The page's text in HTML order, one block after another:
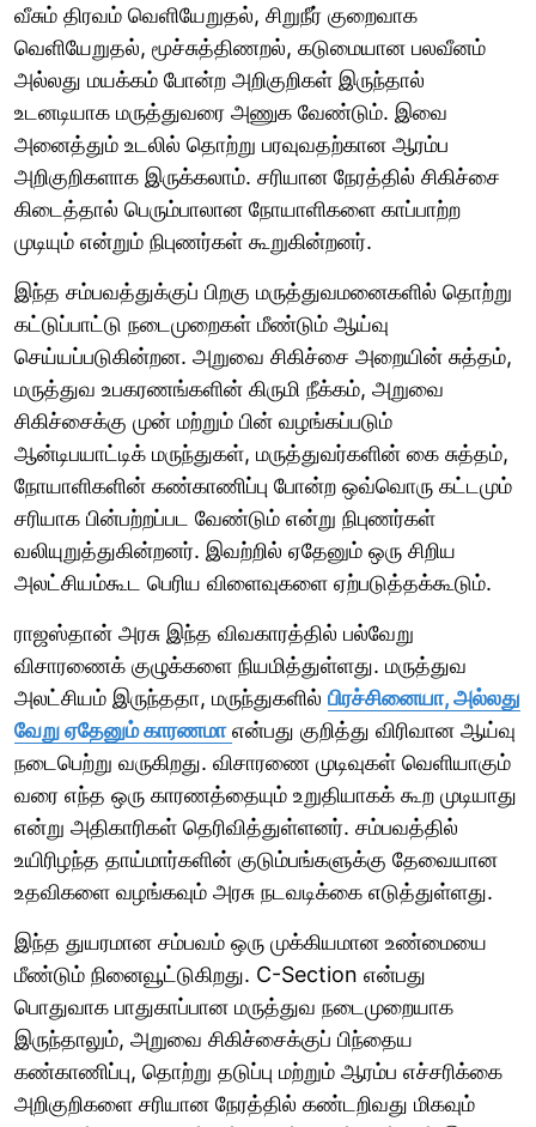
வீசும் திரவம் வெளியேறுதல், சிறுநீர் குறைவாக
வெளியேறுதல், மூச்சுத்திணறல், கடுமையான பலவீனம்
அல்லது மயக்கம் போன்ற அறிகுறிகள் இருந்தால்
உடனடியாக மருத்துவரை அணுக வேண்டும். இவை
அனைத்தும் உடலில் தொற்று பரவுவதற்கான ஆரம்ப
அறிகுறிகளாக இருக்கலாம். சரியான நேரத்தில் சிகிச்சை
கிடைத்தால் பெரும்பாலான நோயாளிகளை காப்பாற்ற
முடியும் என்றும் நிபுணர்கள் கூறுகின்றனர்.
இந்த சம்பவத்துக்குப் பிறகு மருத்துவமனைகளில் தொற்று
கட்டுப்பாட்டு நடைமுறைகள் மீண்டும் ஆய்வு
செய்யப்படுகின்றன. அறுவை சிகிச்சை அறையின் சுத்தம்,
மருத்துவ உபகரணங்களின் கிருமி நீக்கம், அறுவை
சிகிச்சைக்கு முன் மற்றும் பின் வழங்கப்படும்
ஆன்டிபயாட்டிக் மருந்துகள், மருத்துவர்களின் கை சுத்தம்,
நோயாளிகளின் கண்காணிப்பு போன்ற ஒவ்வொரு கட்டமும்
சரியாக பின்பற்றப்பட வேண்டும் என்று நிபுணர்கள்
வலியுறுத்துகின்றனர். இவற்றில் ஏதேனும் ஒரு சிறிய
அலட்சியம்கூட பெரிய விளைவுகளை ஏற்படுத்தக்கூடும்.
ராஜஸ்தான் அரசு இந்த விவகாரத்தில் பல்வேறு
விசாரணைக் குழுக்களை நியமித்துள்ளது. மருத்துவ
அலட்சியம் இருந்ததா, மருந்துகளில் பிரச்சினையா, அல்லது
வேறு ஏதேனும் காரணமா என்பது குறித்து விரிவான ஆய்வு
நடைபெற்று வருகிறது. விசாரணை முடிவுகள் வெளியாகும்
வரை எந்த ஒரு காரணத்தையும் உறுதியாகக் கூற முடியாது
என்று அதிகாரிகள் தெரிவித்துள்ளனர். சம்பவத்தில்
உயிரிழந்த தாய்மார்களின் குடும்பங்களுக்கு தேவையான
உதவிகளை வழங்கவும் அரசு நடவடிக்கை எடுத்துள்ளது.
இந்த துயரமான சம்பவம் ஒரு முக்கியமான உண்மையை
மீண்டும் நினைவூட்டுகிறது. C-Section என்பது
பொதுவாக பாதுகாப்பான மருத்துவ நடைமுறையாக
இருந்தாலும், அறுவை சிகிச்சைக்குப் பிந்தைய
கண்காணிப்பு, தொற்று தடுப்பு மற்றும் ஆரம்ப எச்சரிக்கை
அறிகுறிகளை சரியான நேரத்தில் கண்டறிவது மிகவும்